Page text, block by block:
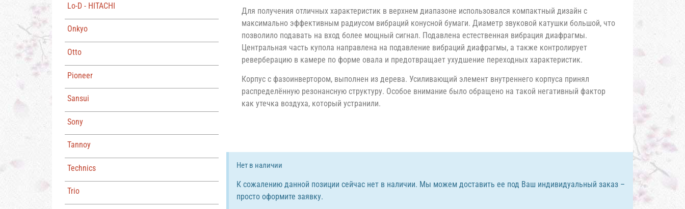
Lo-D - HITACHI
Onkyo
Otto
Pioneer
Sansui
Sony
Tannoy
Technics
Trio
Для получения отличных характеристик в верхнем диапазоне использовался компактный дизайн с
максимально эффективным радиусом вибраций конусной бумаги. Диаметр звуковой катушки большой, что
позволило подавать на вход более мощный сигнал. Подавлена естественная вибрация диафрагмы.
Центральная часть купола направлена на подавление вибраций диафрагмы, а также контролирует
реверберацию в камере по форме овала и предотвращает ухудшение переходных характеристик.
Корпус с фазоинвертором, выполнен из дерева. Усиливающий элемент внутреннего корпуса принял
распределённую резонансную структуру. Особое внимание было обращено на такой негативный фактор
как утечка воздуха, который устранили.
Нет в наличии
К сожалению данной позиции сейчас нет в наличии. Мы можем доставить ее под Ваш индивидуальный заказ –
просто оформите заявку.